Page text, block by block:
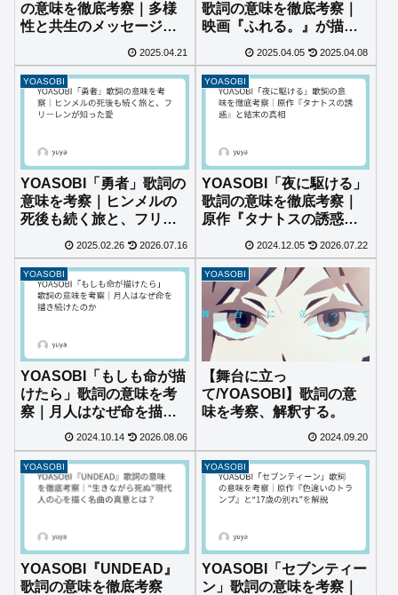
の意味を徹底考察｜多様
性と共生のメッセージに
2025.04.21
歌詞の意味を徹底考察｜
映画『ふれる。』が描く
2025.04.05 2025.04.08
YOASOBI
YOASOBI「勇者」歌詞の
意味を考察｜ヒンメルの
死後も続く旅と、フリー
2025.02.26 2026.07.16
YOASOBI
YOASOBI「夜に駆ける」
歌詞の意味を徹底考察｜
原作『タナトスの誘惑』
2024.12.05 2026.07.22
YOASOBI
YOASOBI「もしも命が描
けたら」歌詞の意味を考
察｜月人はなぜ命を描き
続けたのか
2024.10.14 2026.08.06
YOASOBI
【舞台に立っ
て/YOASOBI】歌詞の意
味を考察、解釈する。
2024.09.20
YOASOBI
YOASOBI『UNDEAD』
歌詞の意味を徹底考察
YOASOBI
YOASOBI「セブンティー
ン」歌詞の意味を考察｜